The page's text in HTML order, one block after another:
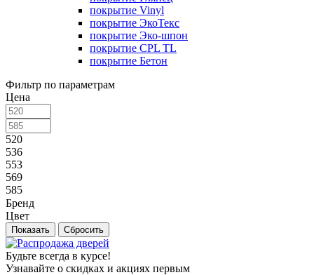
покрытие Vinyl
покрытие ЭкоТекс
покрытие Эко-шпон
покрытие CPL TL
покрытие Бетон
Фильтр по параметрам
Цена
520
536
553
569
585
Бренд
Цвет
Сбросить
Будьте всегда в курсе!
Узнавайте о скидках и акциях первым